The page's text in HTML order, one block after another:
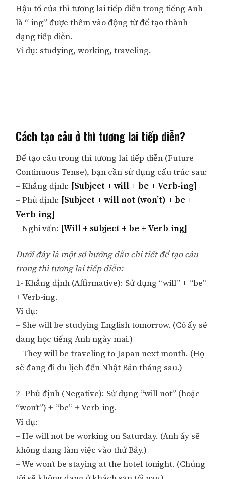
Hậu tố của thì tương lai tiếp diễn trong tiếng Anh
là “-ing” được thêm vào động từ để tạo thành
dạng tiếp diễn.
Ví dụ: studying, working, traveling.
Cách tạo câu ở thì tương lai tiếp diễn?
Để tạo câu trong thì tương lai tiếp diễn (Future
Continuous Tense), bạn cần sử dụng cấu trúc sau:
– Khẳng định: [Subject + will + be + Verb-ing]
– Phủ định: [Subject + will not (won’t) + be +
Verb-ing]
– Nghi vấn: [Will + subject + be + Verb-ing]
Dưới đây là một số hướng dẫn chi tiết để tạo câu
trong thì tương lai tiếp diễn:
1- Khẳng định (Affirmative): Sử dụng “will” + “be”
+ Verb-ing.
Ví dụ:
– She will be studying English tomorrow. (Cô ấy sẽ
đang học tiếng Anh ngày mai.)
– They will be traveling to Japan next month. (Họ
sẽ đang đi du lịch đến Nhật Bản tháng sau.)
2- Phủ định (Negative): Sử dụng “will not” (hoặc
“won’t”) + “be” + Verb-ing.
Ví dụ:
– He will not be working on Saturday. (Anh ấy sẽ
không đang làm việc vào thứ Bảy.)
– We won’t be staying at the hotel tonight. (Chúng